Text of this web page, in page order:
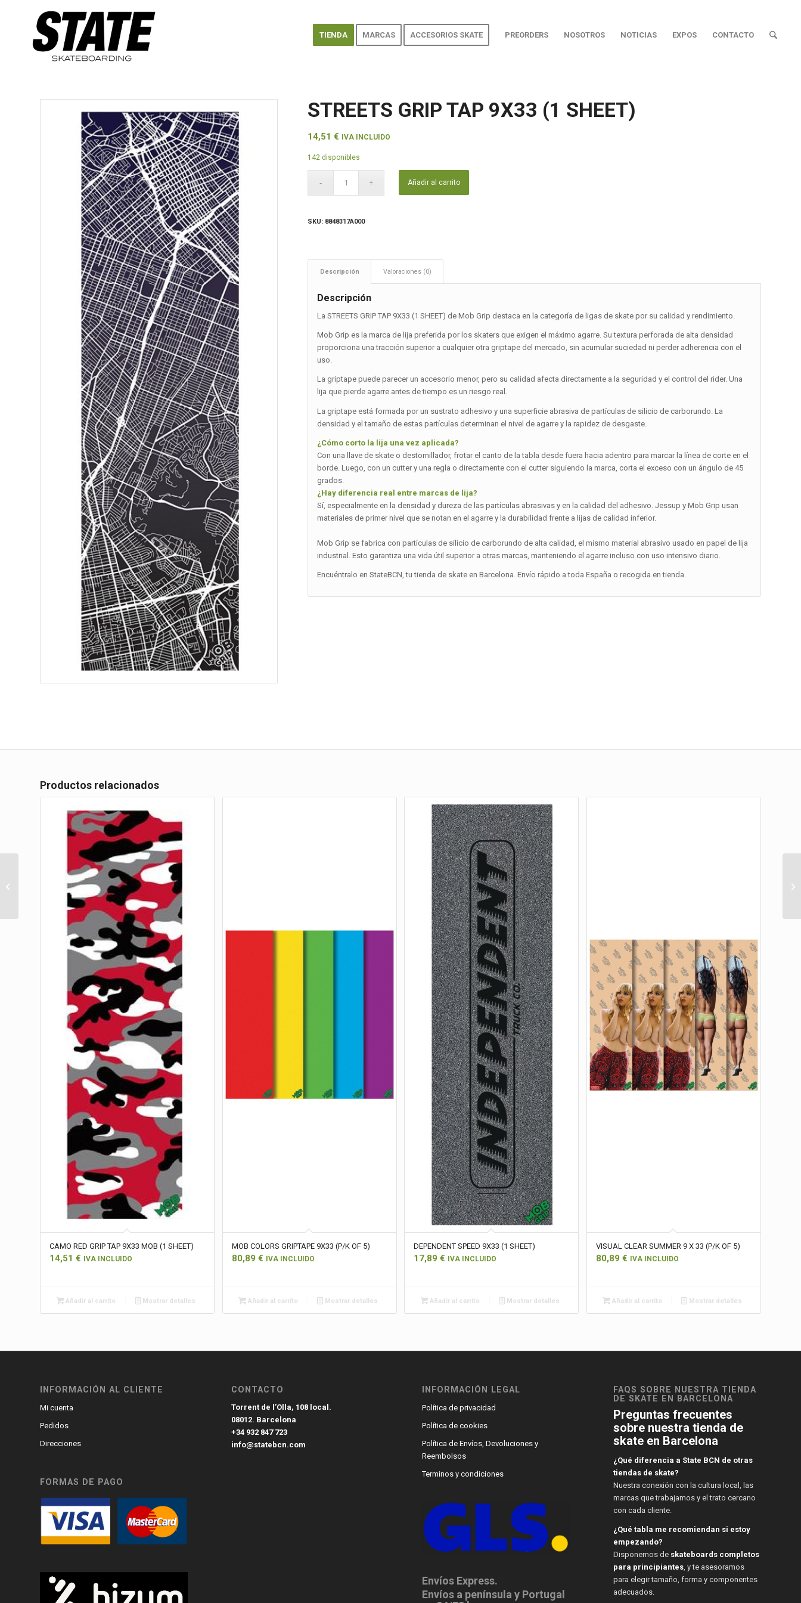
TIENDA MARCAS ACCESORIOS SKATE PREORDERS NOSOTROS NOTICIAS EXPOS CONTACTO
STREETS GRIP TAP 9X33 (1 SHEET)
14,51€ IVA INCLUIDO
142 disponibles
Añadir al carrito
SKU: 8848317A000
Descripción Valoraciones (0)
Descripción
La STREETS GRIP TAP 9X33 (1 SHEET) de Mob Grip destaca en la categoría de ligas de skate por su calidad y rendimiento.
Mob Grip es la marca de lija preferida por los skaters que exigen el máximo agarre. Su textura perforada de alta densidad
proporciona una tracción superior a cualquier otra griptape del mercado, sin acumular suciedad ni perder adherencia con el
uso.
La griptape puede parecer un accesorio menor, pero su calidad afecta directamente a la seguridad y el control del rider. Una
lija que pierde agarre antes de tiempo es un riesgo real.
La griptape está formada por un sustrato adhesivo y una superficie abrasiva de partículas de silicio de carborundo. La
densidad y el tamaño de estas partículas determinan el nivel de agarre y la rapidez de desgaste.
¿Cómo corto la lija una vez aplicada?
Con una llave de skate o destornillador, frotar el canto de la tabla desde fuera hacia adentro para marcar la línea de corte en el
borde. Luego, con un cutter y una regla o directamente con el cutter siguiendo la marca, corta el exceso con un ángulo de 45
grados.
¿Hay diferencia real entre marcas de lija?
Sí, especialmente en la densidad y dureza de las partículas abrasivas y en la calidad del adhesivo. Jessup y Mob Grip usan
materiales de primer nivel que se notan en el agarre y la durabilidad frente a lijas de calidad inferior.
Mob Grip se fabrica con partículas de silicio de carborundo de alta calidad, el mismo material abrasivo usado en papel de lija
industrial. Esto garantiza una vida útil superior a otras marcas, manteniendo el agarre incluso con uso intensivo diario.
Encuéntralo en StateBCN, tu tienda de skate en Barcelona. Envío rápido a toda España o recogida en tienda.
Productos relacionados
CAMO RED GRIP TAP 9X33 MOB (1 SHEET)
14,51 € IVA INCLUIDO
Añadir al carrito Mostrar detalles
MOB COLORS GRIPTAPE 9X33 (P/K OF 5)
80,89 € IVA INCLUIDO
Añadir al carrito Mostrar detalles
DEPENDENT SPEED 9X33 (1 SHEET)
17,89€ IVA INCLUIDO
Añadir al carrito Mostrar detalles
VISUAL CLEAR SUMMER 9 X 33 (P/K OF 5)
80,89 € IVA INCLUIDO
Añadir al carrito Mostrar detalles
INFORMACIÓN AL CLIENTE
Mi cuenta
Pedidos
Direcciones
FORMAS DE PAGO
CONTACTO
Torrent de l’Olla, 108 local.
08012. Barcelona
+34 932 847 723
info@statebcn.com
INFORMACIÓN LEGAL
Política de privacidad
Política de cookies
Política de Envíos, Devoluciones y
Reembolsos
Terminos y condiciones
Envíos Express.
Envíos a península y Portugal
FAQS SOBRE NUESTRA TIENDA
DE SKATE EN BARCELONA
Preguntas frecuentes
sobre nuestra tienda de
skate en Barcelona
¿Qué diferencia a State BCN de otras
tiendas de skate?
Nuestra conexión con la cultura local, las
marcas que trabajamos y el trato cercano
con cada cliente.
¿Qué tabla me recomiendan si estoy
empezando?
Disponemos de skateboards completos
para principiantes, y te asesoramos
para elegir tamaño, forma y componentes
adecuados.
GRIPTAPE THRASHER
JAPAN FLAME 9X33 1